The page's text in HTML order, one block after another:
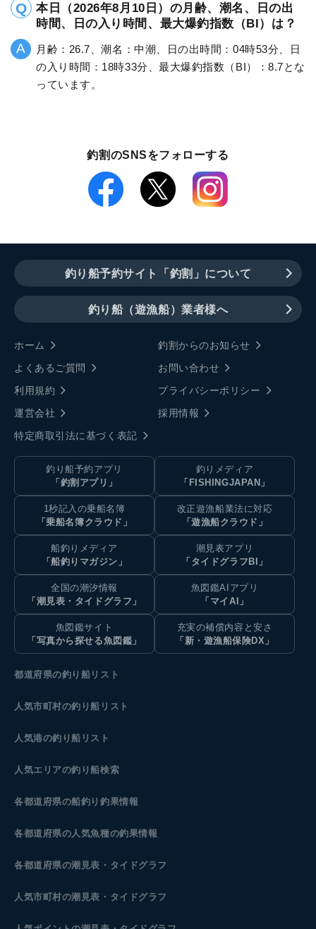
本日（2026年8月10日）の月齢、潮名、日の出
時間、日の入り時間、最大爆釣指数（BI）は？
月齢：26.7、潮名：中潮、日の出時間：04時53分、日
の入り時間：18時33分、最大爆釣指数（BI）：8.7とな
っています。
釣割のSNSをフォローする
釣り船予約サイト「釣割」について
釣り船（遊漁船）業者様へ
ホーム
釣割からのお知らせ
よくあるご質問
お問い合わせ
利用規約
プライバシーポリシー
運営会社
採用情報
特定商取引法に基づく表記
釣り船予約アプリ
「釣割アプリ」
釣りメディア
「FISHINGJAPAN」
1秒記入の乗船名簿
「乗船名簿クラウド」
改正遊漁船業法に対応
「遊漁船クラウド」
船釣りメディア
「船釣りマガジン」
潮見表アプリ
「タイドグラフBI」
全国の潮汐情報
「潮見表・タイドグラフ」
魚図鑑AIアプリ
「マイAI」
魚図鑑サイト
「写真から探せる魚図鑑」
充実の補償内容と安さ
「新・遊漁船保険DX」
都道府県の釣り船リスト
人気市町村の釣り船リスト
人気港の釣り船リスト
人気エリアの釣り船検索
各都道府県の船釣り釣果情報
各都道府県の人気魚種の釣果情報
各都道府県の潮見表 ・タイドグラフ
人気市町村の潮見表・タイドグラフ